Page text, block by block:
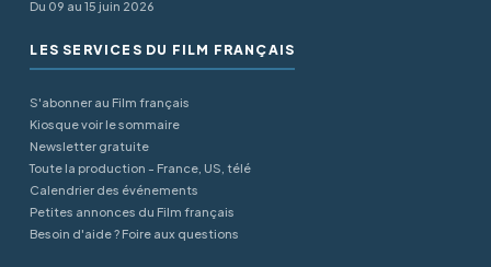
Du 09 au 15 juin 2026
LES SERVICES DU FILM FRANÇAIS
S'abonner au Film français
Kiosque voir le sommaire
Newsletter gratuite
Toute la production - France, US, télé
Calendrier des événements
Petites annonces du Film français
Besoin d'aide ? Foire aux questions